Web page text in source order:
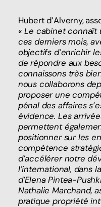
Hubert d’Alverny,
« Le cabinet connaît
ces derniers mois,
objectifs d’enrichir
de répondre aux
connaissons très
nous collaborons
proposer une
pénal des affaires
évidence. Les
permettent
positionner sur les
compétence
d’accélérer notre
l’international, dans
d’Elena Pintea-
Nathalie Marchand,
pratique propriété